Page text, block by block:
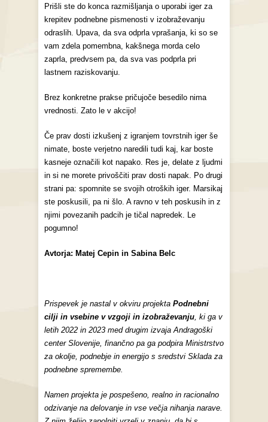
Prišli ste do konca razmišljanja o uporabi iger za
krepitev podnebne pismenosti v izobraževanju
odraslih. Upava, da sva odprla vprašanja, ki so se
vam zdela pomembna, kakšnega morda celo
zaprla, predvsem pa, da sva vas podprla pri
lastnem raziskovanju.
Brez konkretne prakse pričujoče besedilo nima
vrednosti. Zato le v akcijo!
Če prav dosti izkušenj z igranjem tovrstnih iger še
nimate, boste verjetno naredili tudi kaj, kar boste
kasneje označili kot napako. Res je, delate z ljudmi
in si ne morete privoščiti prav dosti napak. Po drugi
strani pa: spomnite se svojih otroških iger. Marsikaj
ste poskusili, pa ni šlo. A ravno v teh poskusih in z
njimi povezanih padcih je tičal napredek. Le
pogumno!
Avtorja: Matej Cepin in Sabina Belc
Prispevek je nastal v okviru projekta Podnebni
cilji in vsebine v vzgoji in izobraževanju, ki ga v
letih 2022 in 2023 med drugim izvaja Andragoški
center Slovenije, finančno pa ga podpira Ministrstvo
za okolje, podnebje in energijo s sredstvi Sklada za
podnebne spremembe.
Namen projekta je pospešeno, realno in racionalno
odzivanje na delovanje in vse večja nihanja narave.